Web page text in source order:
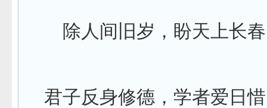
除人间旧岁，盼天上长
君子反身修德，学者爱日